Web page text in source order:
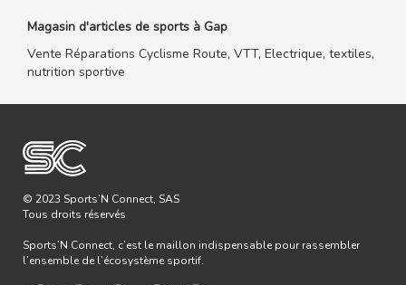
Magasin d'articles de sports à Gap
Vente Réparations Cyclisme Route, VTT, Electrique, textiles,
nutrition sportive
© 2023 Sports’N Connect, SAS
Tous droits réservés
Sports’N Connect, c’est le maillon indispensable pour rassembler
l’ensemble de l’écosystème sportif.